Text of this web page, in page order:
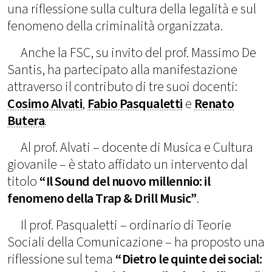
una riflessione sulla cultura della legalità e sul
fenomeno della criminalità organizzata.
Anche la FSC, su invito del prof. Massimo De
Santis, ha partecipato alla manifestazione
attraverso il contributo di tre suoi docenti:
Cosimo Alvati, Fabio Pasqualettie Renato
Butera.
Al prof. Alvati – docente di Musica e Cultura
giovanile – è stato affidato un intervento dal
titolo“Il Sound del nuovo millennio: il
fenomeno della Trap & Drill Music”.
Il prof. Pasqualetti – ordinario di Teorie
Sociali della Comunicazione – ha proposto una
riflessione sul tema “Dietro le quinte dei social: